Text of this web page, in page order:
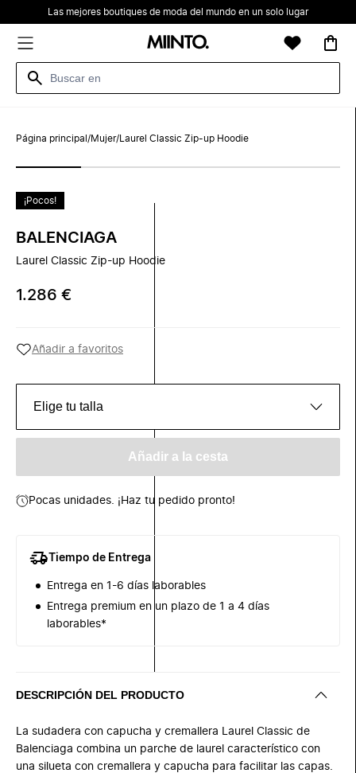
Las mejores boutiques de moda del mundo en un solo lugar
Página principal /Mujer/ Laurel Classic Zip-up Hoodie
¡Pocos!
BALENCIAGA
Laurel Classic Zip-up Hoodie
1.286 €
Añadir a favoritos
Elige tu talla
Añadir a la cesta
Pocas unidades. ¡Haz tu pedido pronto!
Tiempo de Entrega
Entrega en 1-6 días laborables
Entrega premium en un plazo de 1 a 4 días
laborables*
DESCRIPCIÓN DEL PRODUCTO
La sudadera con capucha y cremallera Laurel Classic de
Balenciaga combina un parche de laurel característico con
una silueta con cremallera y capucha para facilitar las capas.